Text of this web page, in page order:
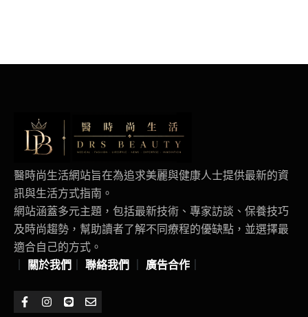
醫時尚生活網站旨在為追求美麗與健康人士提供最新的資
訊與生活方式指南。
網站涵蓋多元主題，包括最新技術、專家訪談、保養技巧
及時尚趨勢，幫助讀者了解不同療程的優缺點，並選擇最
適合自己的方式。
關於我們 聯絡我們 廣告合作